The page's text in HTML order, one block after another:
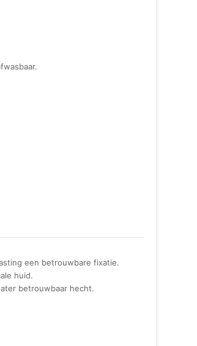
een betrouwbare fixatie.
huid.
betrouwbaar hecht.